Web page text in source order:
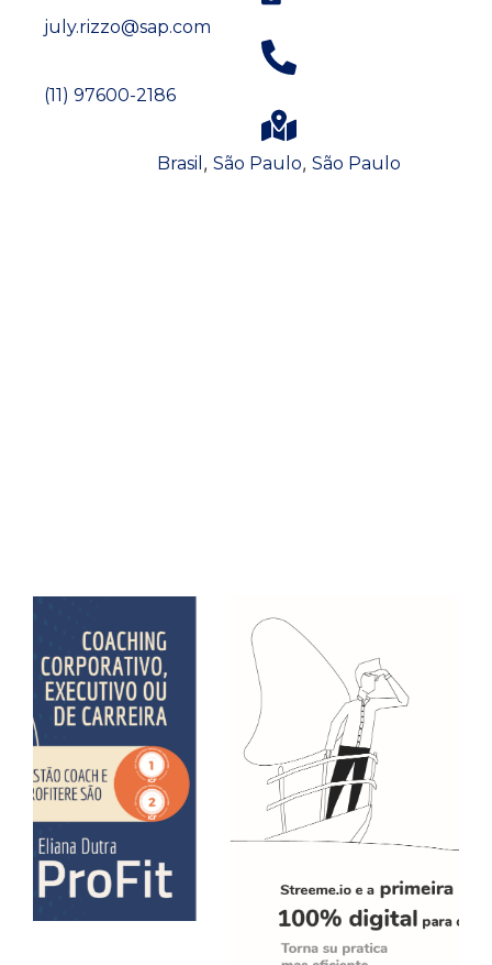
july.rizzo@sap.com
(11) 97600-2186
Brasil , São Paulo, São Paulo